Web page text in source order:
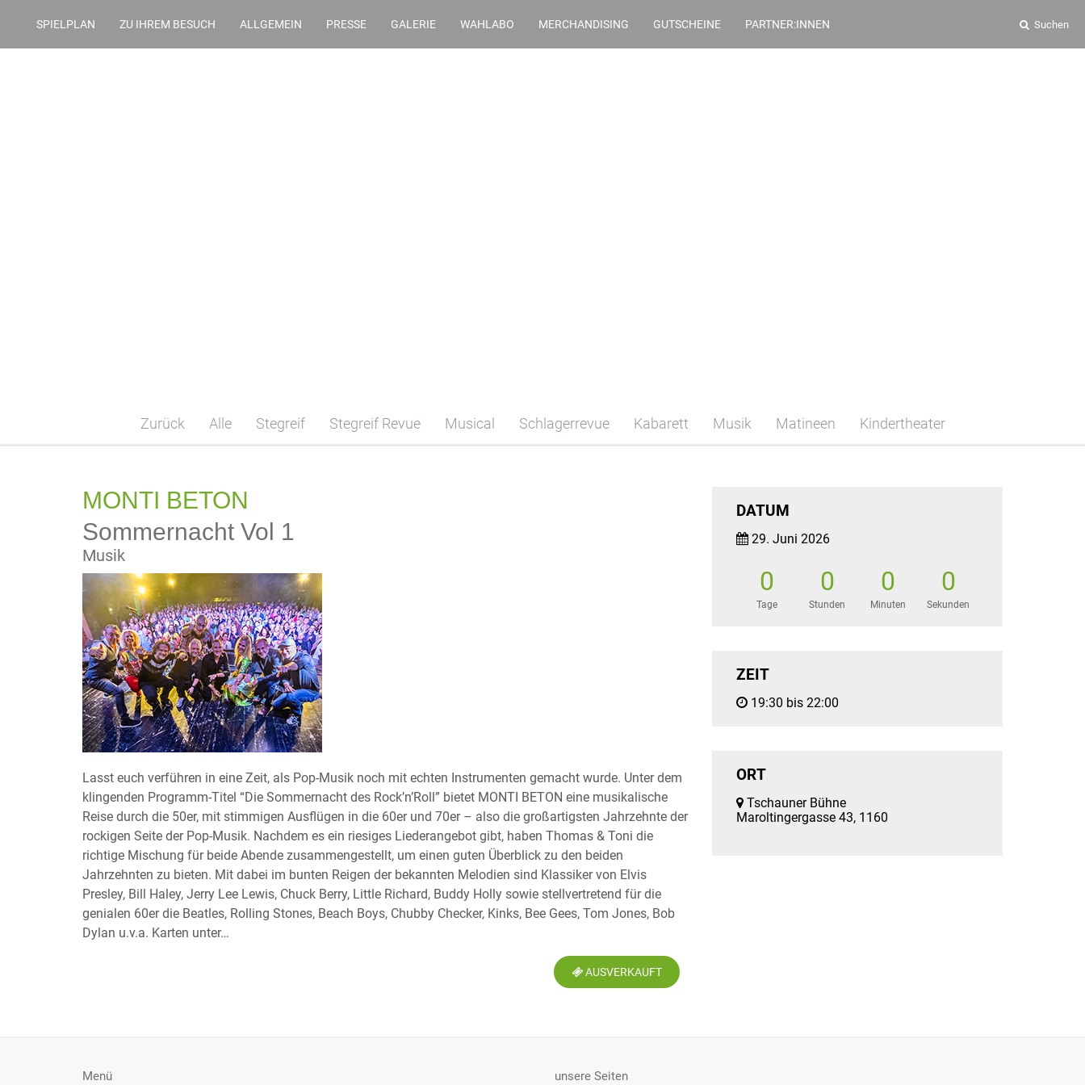
SPIELPLAN ZU IHREM BESUCH ALLGEMEIN PRESSE GALERIE WAHLABO MERCHANDISING GUTSCHEINE PARTNER:INNEN Suchen
Zurück Alle Stegreif Stegreif Revue Musical Schlagerrevue Kabarett Musik Matineen Kindertheater
MONTI BETON
Sommernacht Vol 1
Musik
Lasst euch verführen in eine Zeit, als Pop-Musik noch mit echten Instrumenten gemacht wurde. Unter dem
klingenden Programm-Titel “Die Sommernacht des Rock’n’Roll” bietet MONTI BETON eine musikalische
Reise durch die 50er, mit stimmigen Ausflügen in die 60er und 70er – also die großartigsten Jahrzehnte der
rockigen Seite der Pop-Musik. Nachdem es ein riesiges Liederangebot gibt, haben Thomas & Toni die
richtige Mischung für beide Abende zusammengestellt, um einen guten Überblick zu den beiden
Jahrzehnten zu bieten. Mit dabei im bunten Reigen der bekannten Melodien sind Klassiker von Elvis
Presley, Bill Haley, Jerry Lee Lewis, Chuck Berry, Little Richard, Buddy Holly sowie stellvertretend für die
genialen 60er die Beatles, Rolling Stones, Beach Boys, Chubby Checker, Kinks, Bee Gees, Tom Jones, Bob
Dylan u.v.a. Karten unter…
AUSVERKAUFT
DATUM
29. Juni 2026
0
Tage
0
Stunden
0
Minuten
0
Sekunden
ZEIT
19:30 bis 22:00
ORT
Tschauner Bühne
Maroltingergasse 43, 1160
Menü unsere Seiten